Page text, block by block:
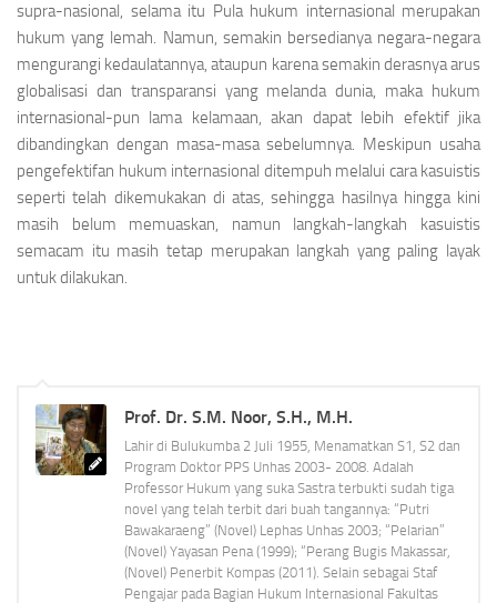
supra-nasional, selama itu Pula hukum internasional merupakan
hukum yang lemah. Namun, semakin bersedianya negara-negara
mengurangi kedaulatan­nya, ataupun karena semakin derasnya arus
globalisasi dan transparansi yang melanda dunia, maka hukum
interna­sional-pun lama kelamaan, akan dapat lebih efektif jika
dibandingkan dengan masa-masa sebelumnya. Meskipun usaha
pengefektifan hukum internasional ditempuh melalui cara kasuistis
seperti telah dikemukakan di atas, sehingga hasilnya hingga kini
masih belum memuaskan, namun langkah-langkah kasuistis
semacam itu masih tetap merupakan langkah yang paling layak
untuk dilakukan.
Prof. Dr. S.M. Noor, S.H., M.H.
Lahir di Bulukumba 2 Juli 1955, Menamatkan S1, S2 dan
Program Doktor PPS Unhas 2003- 2008. Adalah
Professor Hukum yang suka Sastra terbukti sudah tiga
novel yang telah terbit dari buah tangannya: “Putri
Bawakaraeng” (Novel) Lephas Unhas 2003; “Pelarian”
(Novel) Yayasan Pena (1999); “Perang Bugis Makassar,
(Novel) Penerbit Kompas (2011). Selain sebagai Staf
Pengajar pada Bagian Hukum Internasional Fakultas